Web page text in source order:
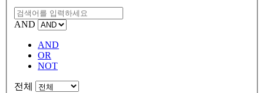
AND
AND
OR
NOT
전체